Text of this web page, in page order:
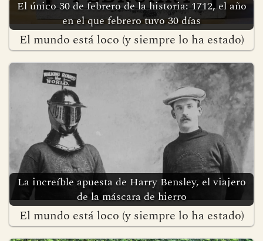
El único 30 de febrero de la historia: 1712, el año
en el que febrero tuvo 30 días
El mundo está loco (y siempre lo ha estado)
La increíble apuesta de Harry Bensley, el viajero
de la máscara de hierro
El mundo está loco (y siempre lo ha estado)